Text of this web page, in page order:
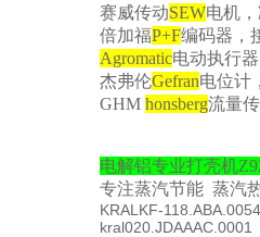
赛威传动SEW电机
倍加福P+F编码器，
Agromatic电动执行
杰弗伦Gefran电位计
GHM honsberg流量
电解铝专业打壳机
专注蒸汽节能 蒸汽
KRAL KF-
kral